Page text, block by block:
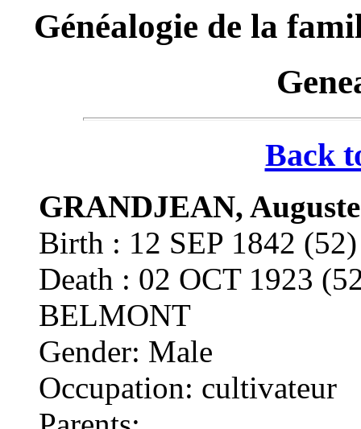
Généalogie de la
Back
GRANDJEAN,
Birth : 12 SEP 1842
Death : 02 OCT 1923
BELMONT
Gender: Male
Occupation: cultivateur